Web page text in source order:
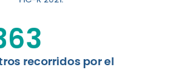
más
recorridos por el